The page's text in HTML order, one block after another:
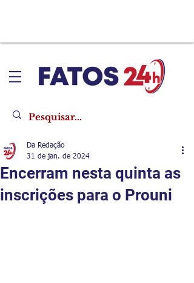
Encerram nesta quinta as
inscrições para o Prouni
Da Redação
31 de jan. de 2024